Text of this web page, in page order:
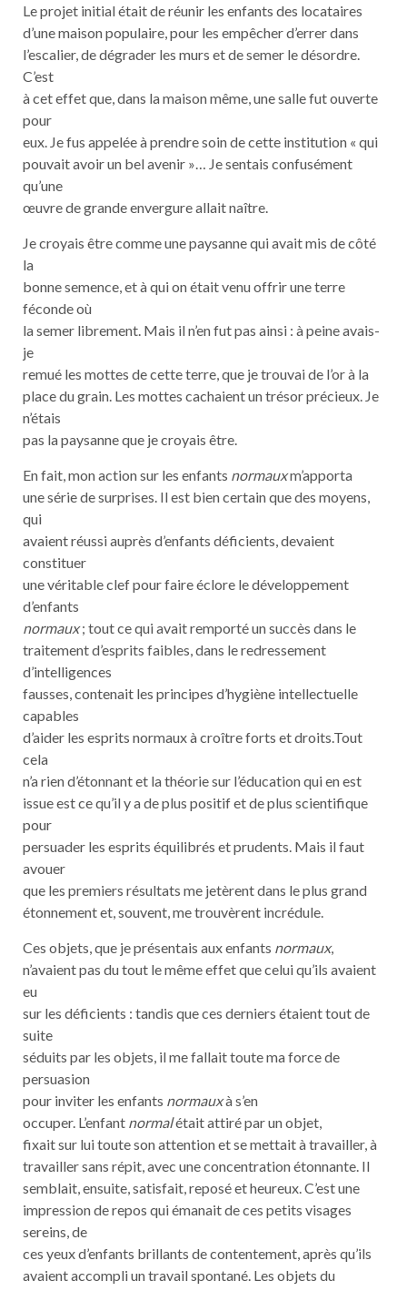
Le projet initial était de réunir les enfants des locataires
d’une maison populaire, pour les empêcher d’errer dans
l’escalier, de dégrader les murs et de semer le désordre.
C’est
à cet effet que, dans la maison même, une salle fut ouverte
pour
eux. Je fus appelée à prendre soin de cette institution « qui
pouvait avoir un bel avenir »… Je sentais confusément
qu’une
œuvre de grande envergure allait naître.
Je croyais être comme une paysanne qui avait mis de côté
la
bonne semence, et à qui on était venu offrir une terre
féconde où
la semer librement. Mais il n’en fut pas ainsi : à peine avais-
je
remué les mottes de cette terre, que je trouvai de l’or à la
place du grain. Les mottes cachaient un trésor précieux. Je
n’étais
pas la paysanne que je croyais être.
En fait, mon action sur les enfants normauxm’apporta
une série de surprises. Il est bien certain que des moyens,
qui
avaient réussi auprès d’enfants déficients, devaient
constituer
une véritable clef pour faire éclore le développement
d’enfants
normaux; tout ce qui avait remporté un succès dans le
traitement d’esprits faibles, dans le redressement
d’intelligences
fausses, contenait les principes d’hygiène intellectuelle
capables
d’aider les esprits normaux à croître forts et droits.Tout
cela
n’a rien d’étonnant et la théorie sur l’éducation qui en est
issue est ce qu’il y a de plus positif et de plus scientifique
pour
persuader les esprits équilibrés et prudents. Mais il faut
avouer
que les premiers résultats me jetèrent dans le plus grand
étonnement et, souvent, me trouvèrent incrédule.
Ces objets, que je présentais aux enfants normaux,
n’avaient pas du tout le même effet que celui qu’ils avaient
eu
sur les déficients : tandis que ces derniers étaient tout de
suite
séduits par les objets, il me fallait toute ma force de
persuasion
pour inviter les enfants normauxà s’en
occuper. L’enfant normalétait attiré par un objet,
fixait sur lui toute son attention et se mettait à travailler, à
travailler sans répit, avec une concentration étonnante. Il
semblait, ensuite, satisfait, reposé et heureux. C’est une
impression de repos qui émanait de ces petits visages
sereins, de
ces yeux d’enfants brillants de contentement, après qu’ils
avaient accompli un travail spontané. Les objets du